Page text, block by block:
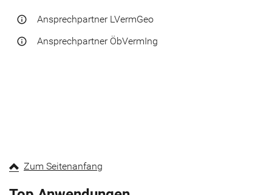
info_outline Ansprechpartner LVermGeo
info_outline Ansprechpartner ÖbVermIng
Zum Seitenanfang